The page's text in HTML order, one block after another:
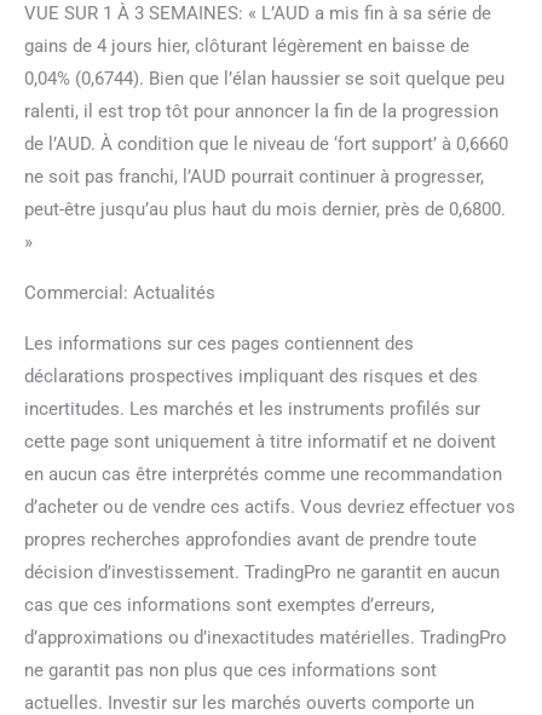
VUE SUR 1 À 3 SEMAINES: « L’AUD a mis fin à sa série de
gains de 4 jours hier, clôturant légèrement en baisse de
0,04% (0,6744). Bien que l’élan haussier se soit quelque peu
ralenti, il est trop tôt pour annoncer la fin de la progression
de l’AUD. À condition que le niveau de ‘fort support’ à 0,6660
ne soit pas franchi, l’AUD pourrait continuer à progresser,
peut-être jusqu’au plus haut du mois dernier, près de 0,6800.
»
Commercial: Actualités
Les informations sur ces pages contiennent des
déclarations prospectives impliquant des risques et des
incertitudes. Les marchés et les instruments profilés sur
cette page sont uniquement à titre informatif et ne doivent
en aucun cas être interprétés comme une recommandation
d’acheter ou de vendre ces actifs. Vous devriez effectuer vos
propres recherches approfondies avant de prendre toute
décision d’investissement. TradingPro ne garantit en aucun
cas que ces informations sont exemptes d’erreurs,
d’approximations ou d’inexactitudes matérielles. TradingPro
ne garantit pas non plus que ces informations sont
actuelles. Investir sur les marchés ouverts comporte un